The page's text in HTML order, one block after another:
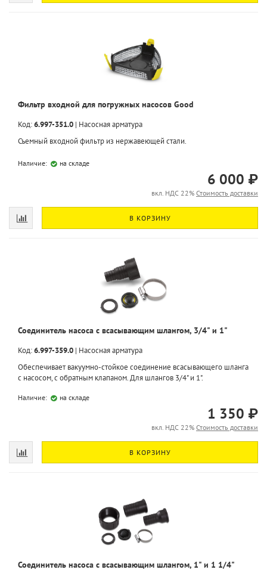
Фильтр входной для погружных насосов Good
Код:6.997-351.0 | Насосная арматура
Съемный входной фильтр из нержавеющей стали.
Наличие: на складе
6 000 ₽
вкл. НДС 22% Стоимость доставки
В КОРЗИНУ
Соединитель насоса с всасывающим шлангом, 3/4" и 1"
Код:6.997-359.0 | Насосная арматура
Обеспечивает вакуумно-стойкое соединение всасывающего шланга
с насосом, с обратным клапаном. Для шлангов 3/4" и 1".
Наличие: на складе
1 350 ₽
вкл. НДС 22% Стоимость доставки
В КОРЗИНУ
Соединитель насоса с всасывающим шлангом, 1" и 1 1/4"